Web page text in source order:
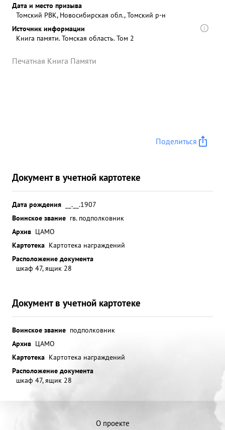
Дата и место призыва
Томский РВК, Новосибирская обл., Томский р-н
Источник информации
Книга памяти. Томская область. Том 2
Печатная Книга Памяти
Поделиться
Документ в учетной картотеке
Дата рождения
__.__.1907
Воинское звание гв. подполковник
Архив ЦАМО
Картотека Картотека награждений
Расположение документа
шкаф 47, ящик 28
Документ в учетной картотеке
Воинское звание подполковник
Архив ЦАМО
Картотека Картотека награждений
Расположение документа
шкаф 47, ящик 28
О проекте